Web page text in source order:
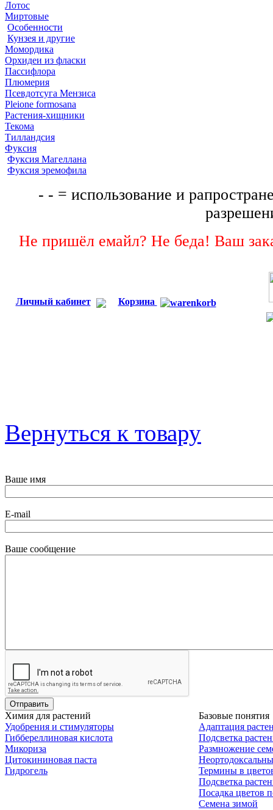
Лотос
Миртовые
Особенности
Кунзея и другие
Момордика
Орхидеи из фласки
Пассифлора
Плюмерия
Псевдотсуга Мензиса
Pleione formosana
Растения-хищники
Текома
Тилландсия
Фуксия
Фуксия Магеллана
Фуксия эремофила
- - = использование и
Не пришёл емайл? Не беда! Ваш
Личный кабинет Корзина
Вернуться к товару
Ваше имя
E-mail
Ваше сообщение
Химия для растений
Удобрения и стимуляторы
Гиббереллиновая кислота
Микориза
Цитокининовая паста
Гидрогель
Базовые понятия
Адаптация
Подсветка
Размножение
Термины в
Подсветка
Посадка цветов
Семена зимой